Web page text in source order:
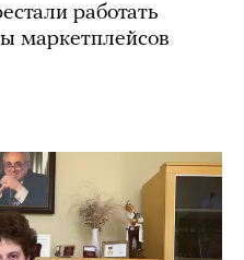
работать
маркетплейсов